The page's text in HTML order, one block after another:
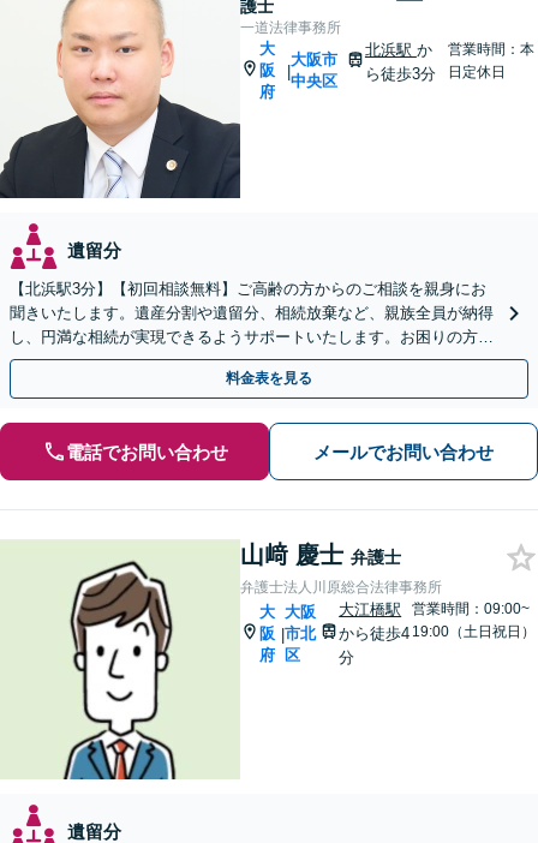
護士
一道法律事務所
大
阪
府
|
大阪市
中央区
北浜駅 か
ら徒歩3分
営業時間：本
日定休日
遺留分
【北浜駅3分】【初回相談無料】ご高齢の方からのご相談を親身にお
聞きいたします。遺産分割や遺留分、相続放棄など、親族全員が納得
し、円満な相続が実現できるようサポートいたします。お困りの方は
【メール】にてお問い合わせください。【ビデオ相談可】
料金表を見る
電話でお問い合わせ メールでお問い合わせ
山﨑 慶士 弁護士
弁護士法人川原総合法律事務所
大
阪
府
|
大阪
市北
区
大江橋駅
から徒歩4
分
営業時間：09:00~
19:00（土日祝日）
遺留分